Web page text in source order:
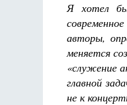
Я хотел бы
авторы,
меняется
«служение
главной
не к